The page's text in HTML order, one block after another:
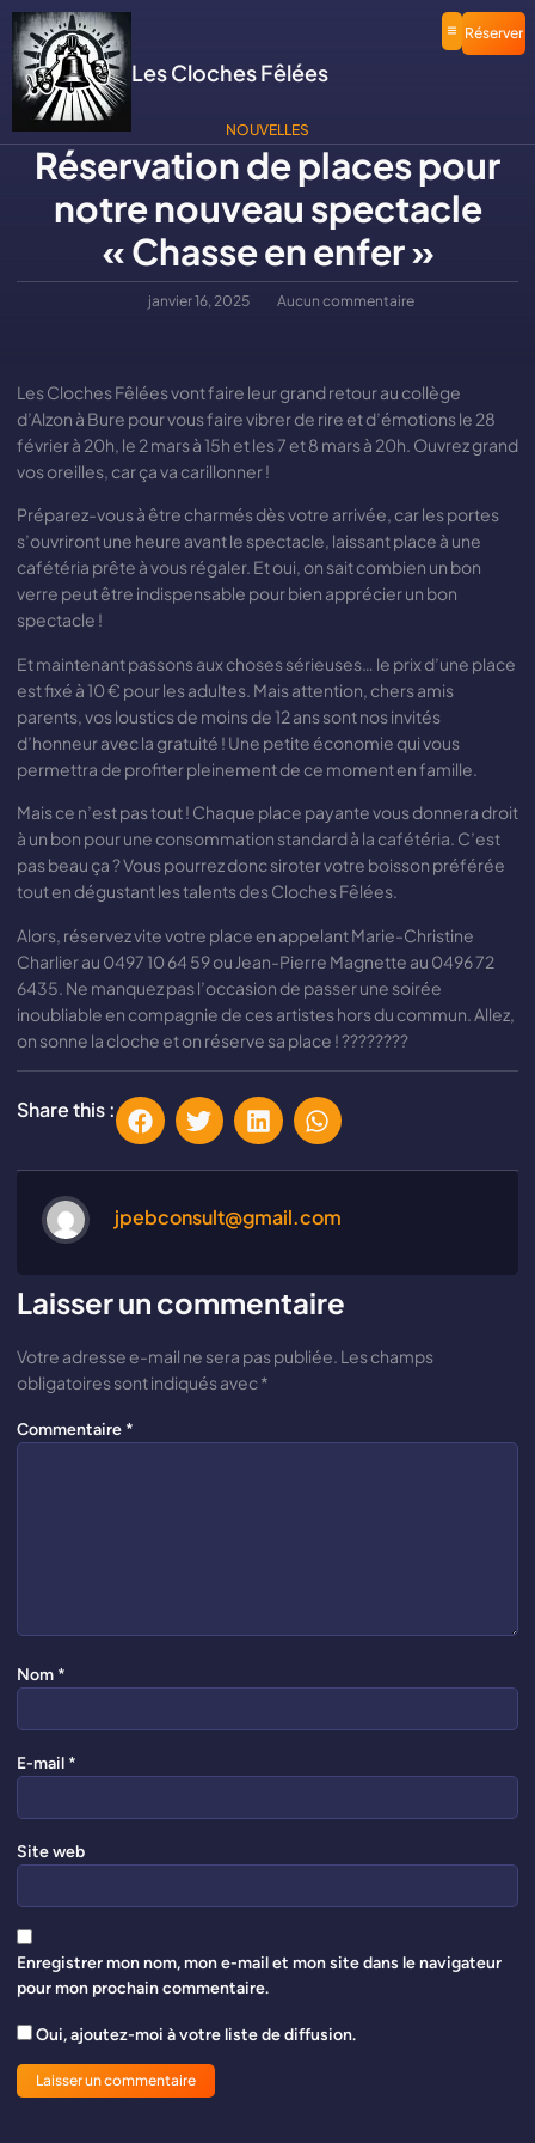
Les Cloches Fêlées
Réserver
NOUVELLES
Réservation de places pour
notre nouveau spectacle
« Chasse en enfer »
janvier 16, 2025 Aucun commentaire
Les Cloches Fêlées vont faire leur grand retour au collège
d’Alzon à Bure pour vous faire vibrer de rire et d’émotions le 28
février à 20h, le 2 mars à 15h et les 7 et 8 mars à 20h. Ouvrez grand
vos oreilles, car ça va carillonner !
Préparez-vous à être charmés dès votre arrivée, car les portes
s’ouvriront une heure avant le spectacle, laissant place à une
cafétéria prête à vous régaler. Et oui, on sait combien un bon
verre peut être indispensable pour bien apprécier un bon
spectacle !
Et maintenant passons aux choses sérieuses… le prix d’une place
est fixé à 10 € pour les adultes. Mais attention, chers amis
parents, vos loustics de moins de 12 ans sont nos invités
d’honneur avec la gratuité ! Une petite économie qui vous
permettra de profiter pleinement de ce moment en famille.
Mais ce n’est pas tout ! Chaque place payante vous donnera droit
à un bon pour une consommation standard à la cafétéria. C’est
pas beau ça ? Vous pourrez donc siroter votre boisson préférée
tout en dégustant les talents des Cloches Fêlées.
Alors, réservez vite votre place en appelant Marie-Christine
Charlier au 0497 10 64 59 ou Jean-Pierre Magnette au 0496 72
6435. Ne manquez pas l’occasion de passer une soirée
inoubliable en compagnie de ces artistes hors du commun. Allez,
on sonne la cloche et on réserve sa place ! ????️????
Share this :
jpebconsult@gmail.com
Laisser un commentaire
Votre adresse e-mail ne sera pas publiée. Les champs
obligatoires sont indiqués avec*
Commentaire *
Nom *
E-mail *
Site web
Enregistrer mon nom, mon e-mail et mon site dans le navigateur
pour mon prochain commentaire.
Oui, ajoutez-moi à votre liste de diffusion.